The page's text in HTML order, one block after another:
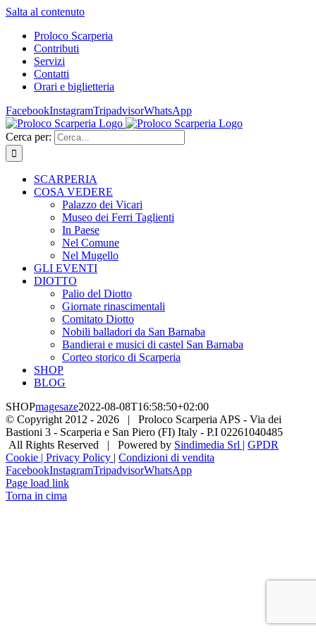
Salta al contenuto
Proloco Scarperia
Contributi
Servizi
Contatti
Orari e biglietteria
FacebookInstagramTripadvisorWhatsApp
Cerca per:
SCARPERIA
COSA VEDERE
Palazzo dei Vicari
Museo dei Ferri Taglienti
In Paese
Nel Comune
Nel Mugello
GLI EVENTI
DIOTTO
Palio del Diotto
Giornate rinascimentali
Comitato Diotto
Nobili balladori da San Barnaba
Bandierai e musici di castel San Barnaba
Corteo storico di Scarperia
SHOP
BLOG
SHOPmagesaze2022-08-08T16:58:50+02:00
© Copyright 2012 - 2026 | Proloco Scarperia APS - Via dei
Bastioni 3 - Scarperia e San Piero (FI) Italy - P.I 02261040485
All Rights Reserved | Powered by Sindimedia Srl | GPDR
Cookie | Privacy Policy | Condizioni di vendita
FacebookInstagramTripadvisorWhatsApp
Page load link
Torna in cima